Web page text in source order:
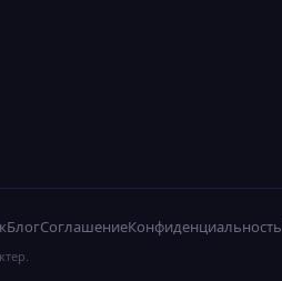
БлогСоглашениеКонфиденциальность